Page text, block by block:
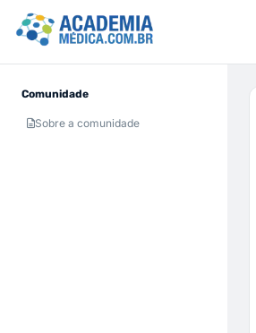
Comunidade
Sobre a comunidade